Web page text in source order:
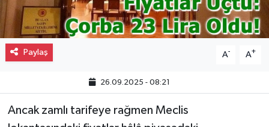
Paylaş A- A+
26.09.2025 - 08:21
Ancak zamlı tarifeye rağmen Meclis